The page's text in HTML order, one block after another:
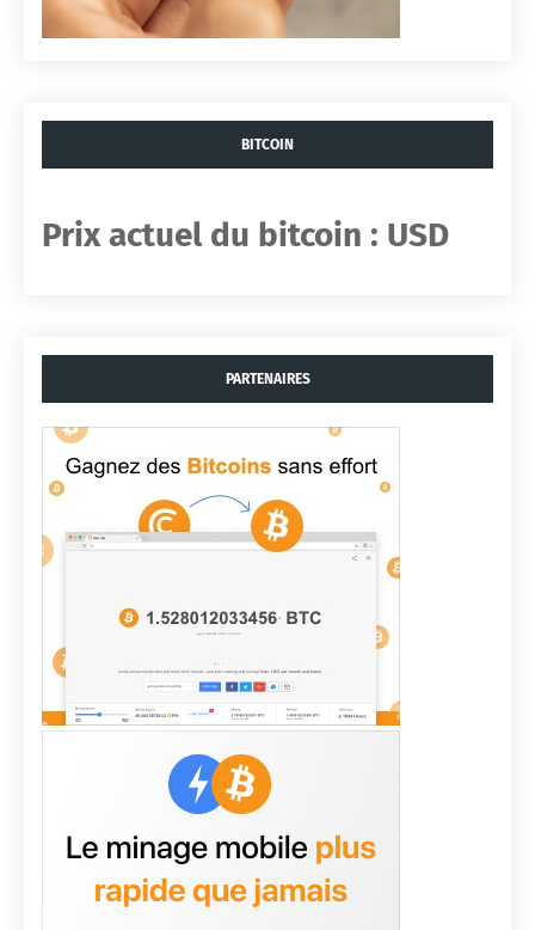
BITCOIN
Prix ​​actuel du bitcoin : USD
PARTENAIRES